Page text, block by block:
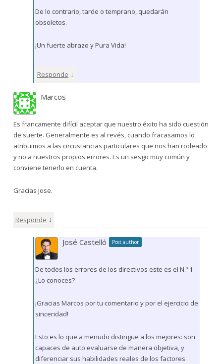
De lo contrario, tarde o temprano, quedarán
obsoletos.
¡Un fuerte abrazo y Pura Vida!
Responde ↓
Marcos
Es francamente difícil aceptar que nuestro éxito ha sido cuestión
de suerte. Generalmente es al revés, cuando fracasamos lo
atribuimos a las circustancias particulares que nos han rodeado
y no a nuestros propios errores. Es un sesgo muy común y
conviene tenerlo en cuenta.
Gracias Jose.
Responde ↓
José Castelló Post author
De todos los errores de los directivos este es el N.º 1
¿Lo conoces?
¡Gracias Marcos por tu comentario y por el ejercicio de
sinceridad!
Esto es lo que a menudo distingue a los mejores: son
capaces de auto evaluarse de manera objetiva, y
diferenciar sus habilidades reales de los factores